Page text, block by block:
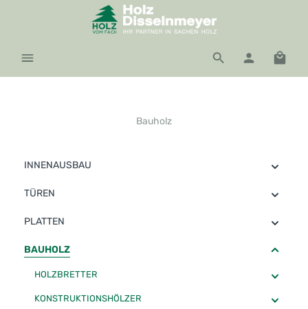
Zum Hauptinhalt springen
Bauholz
INNENAUSBAU
TÜREN
PLATTEN
BAUHOLZ
HOLZBRETTER
KONSTRUKTIONSHÖLZER